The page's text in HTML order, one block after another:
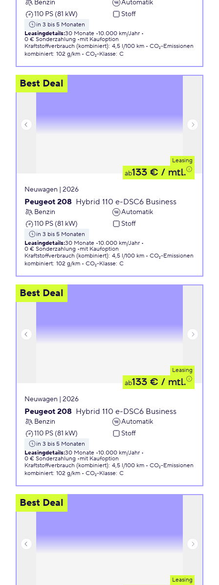
Benzin
Automatik
110 PS (81 kW)
Stoff
in 3 bis 5 Monaten
Leasingdetails:30 Monate 10.000 km/Jahr
0 € Sonderzahlung
mit Kaufoption
Kraftstoffverbrauch (kombiniert): 4,5 l/100 km
CO₂-Emissionen
kombiniert: 102 g/km CO₂-Klasse: C
Best Deal
Leasing
ab133 € / mtl.
Neuwagen | 2026
Peugeot 208 Hybrid 110 e-DSC6 Business
Benzin
Automatik
110 PS (81 kW)
Stoff
in 3 bis 5 Monaten
Leasingdetails:30 Monate 10.000 km/Jahr
0 € Sonderzahlung
mit Kaufoption
Kraftstoffverbrauch (kombiniert): 4,5 l/100 km
CO₂-Emissionen
kombiniert: 102 g/km CO₂-Klasse: C
Best Deal
Leasing
ab133 € / mtl.
Neuwagen | 2026
Peugeot 208 Hybrid 110 e-DSC6 Business
Benzin
Automatik
110 PS (81 kW)
Stoff
in 3 bis 5 Monaten
Leasingdetails:30 Monate 10.000 km/Jahr
0 € Sonderzahlung
mit Kaufoption
Kraftstoffverbrauch (kombiniert): 4,5 l/100 km
CO₂-Emissionen
kombiniert: 102 g/km CO₂-Klasse: C
Best Deal
Leasing